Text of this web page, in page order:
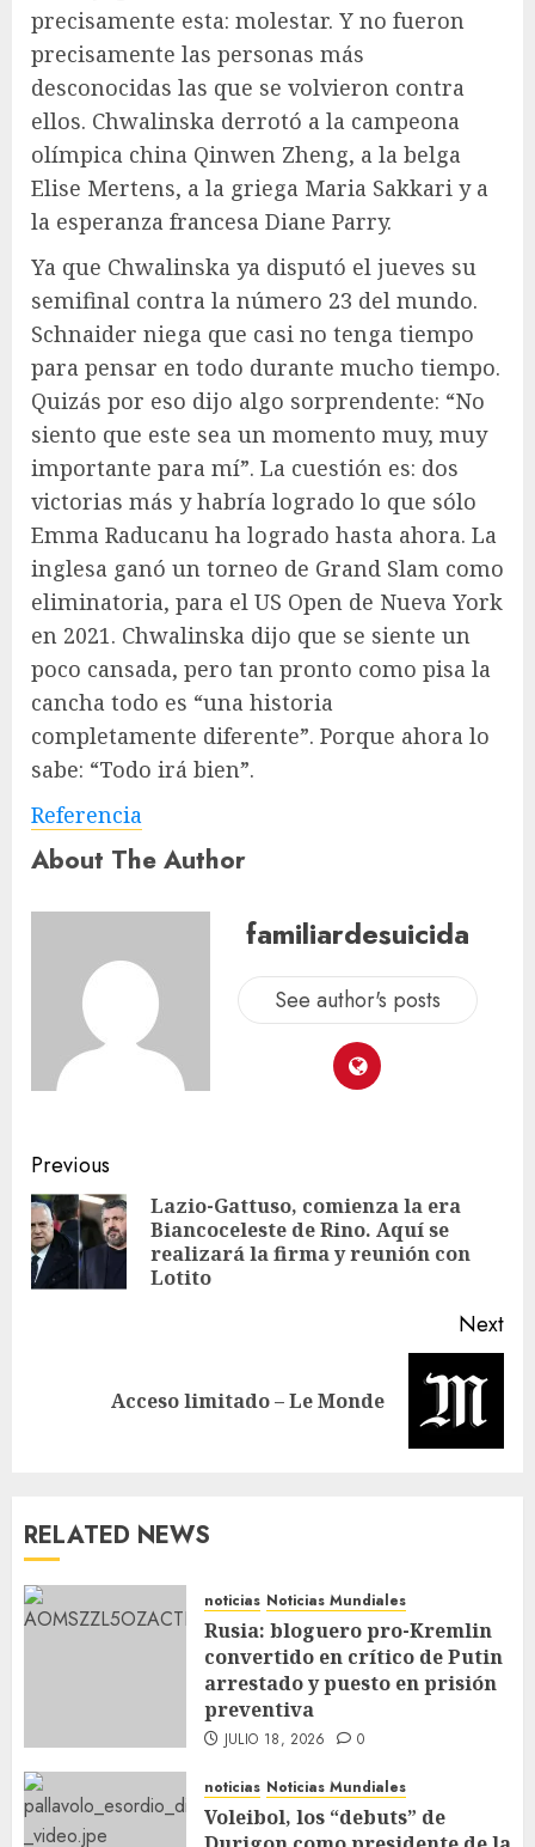
precisamente esta: molestar. Y no fueron
precisamente las personas más
desconocidas las que se volvieron contra
ellos. Chwalinska derrotó a la campeona
olímpica china Qinwen Zheng, a la belga
Elise Mertens, a la griega Maria Sakkari y a
la esperanza francesa Diane Parry.
Ya que Chwalinska ya disputó el jueves su
semifinal contra la número 23 del mundo.
Schnaider niega que casi no tenga tiempo
para pensar en todo durante mucho tiempo.
Quizás por eso dijo algo sorprendente: “No
siento que este sea un momento muy, muy
importante para mí”. La cuestión es: dos
victorias más y habría logrado lo que sólo
Emma Raducanu ha logrado hasta ahora. La
inglesa ganó un torneo de Grand Slam como
eliminatoria, para el US Open de Nueva York
en 2021. Chwalinska dijo que se siente un
poco cansada, pero tan pronto como pisa la
cancha todo es “una historia
completamente diferente”. Porque ahora lo
sabe: “Todo irá bien”.
Referencia
About The Author
familiardesuicida
See author's posts
Previous
Lazio-Gattuso, comienza la era
Biancoceleste de Rino. Aquí se
realizará la firma y reunión con
Lotito
Next
Acceso limitado – Le Monde
RELATED NEWS
noticias Noticias Mundiales
Rusia: bloguero pro-Kremlin
convertido en crítico de Putin
arrestado y puesto en prisión
preventiva
JULIO 18, 2026 0
noticias Noticias Mundiales
Voleibol, los “debuts” de